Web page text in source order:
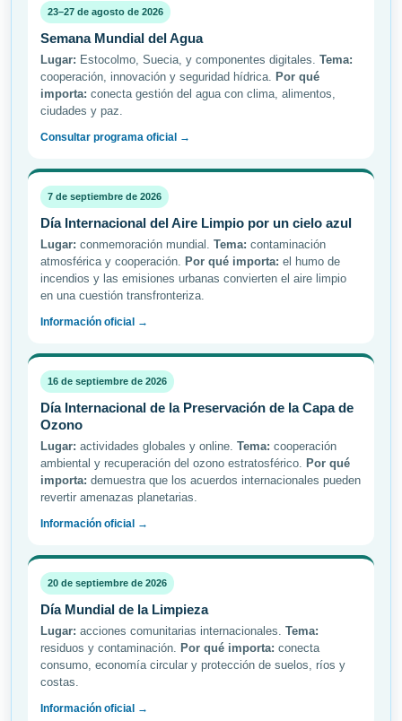
23–27 de agosto de 2026
Semana Mundial del Agua
Lugar: Estocolmo, Suecia, y componentes digitales. Tema:
cooperación, innovación y seguridad hídrica. Por qué
importa: conecta gestión del agua con clima, alimentos,
ciudades y paz.
Consultar programa oficial →
7 de septiembre de 2026
Día Internacional del Aire Limpio por un cielo azul
Lugar: conmemoración mundial. Tema: contaminación
atmosférica y cooperación. Por qué importa: el humo de
incendios y las emisiones urbanas convierten el aire limpio
en una cuestión transfronteriza.
Información oficial →
16 de septiembre de 2026
Día Internacional de la Preservación de la Capa de
Ozono
Lugar: actividades globales y online. Tema: cooperación
ambiental y recuperación del ozono estratosférico. Por qué
importa: demuestra que los acuerdos internacionales pueden
revertir amenazas planetarias.
Información oficial →
20 de septiembre de 2026
Día Mundial de la Limpieza
Lugar: acciones comunitarias internacionales. Tema:
residuos y contaminación. Por qué importa: conecta
consumo, economía circular y protección de suelos, ríos y
costas.
Información oficial →